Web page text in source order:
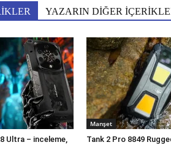
YAZARIN DİĞER
Ultra – inceleme,
Manşet
Tank 2 Pro 8849